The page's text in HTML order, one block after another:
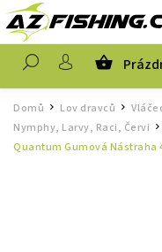
Domů / Lov dravců /
Nymphy, Larvy, Raci, Červi /
Quantum Gumová Nástraha